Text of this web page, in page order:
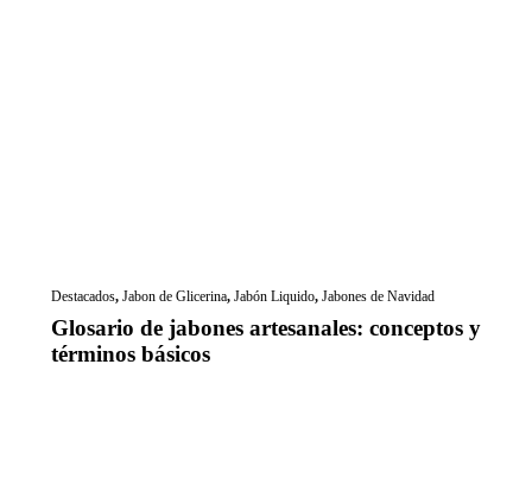
Destacados, Jabon de Glicerina, Jabón Liquido, Jabones de Navidad
Glosario de jabones artesanales: conceptos y
términos básicos